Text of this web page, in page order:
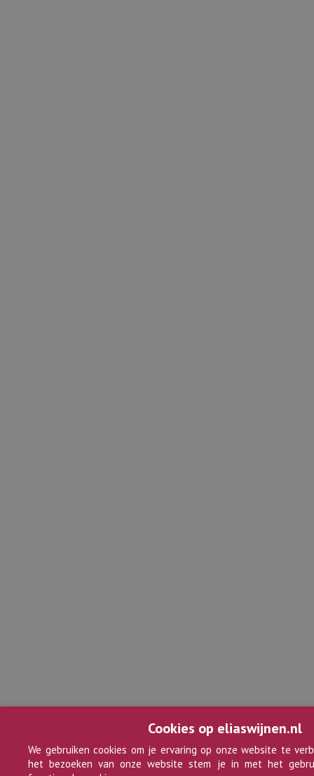
Cookies op eliaswijnen.nl
We gebruiken cookies om je ervaring op onze website te
het bezoeken van onze website stem je in met het